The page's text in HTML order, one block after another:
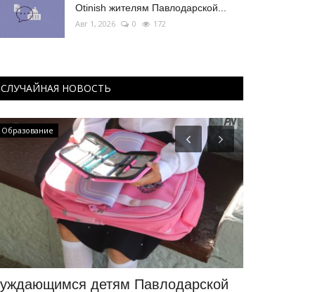
Otinish жителям Павлодарской...
Авг 1, 2026 0 172
СЛУЧАЙНАЯ НОВОСТЬ
Образование
детям Павлодарской